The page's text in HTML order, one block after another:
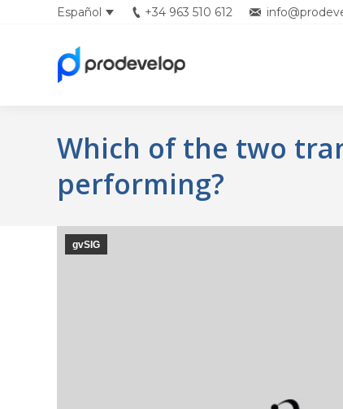
Español +34 963 510 612
Which of the two
performing?
gvSIG